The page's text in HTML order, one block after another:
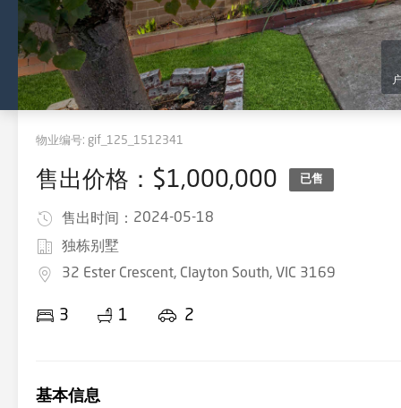
物业编号: gif_125_1512341
售出价格：$1,000,000 已售
售出时间： 2024-05-18
独栋别墅
32 Ester Crescent, Clayton South, VIC 3169
3 1 2
基本信息